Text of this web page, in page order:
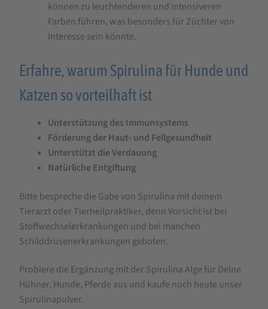
können zu leuchtenderen und intensiveren
Farben führen, was besonders für Züchter von
Interesse sein könnte.
Erfahre, warum Spirulina für Hunde und
Katzen so vorteilhaft ist
Unterstützung des Immunsystems
Förderung der Haut- und Fellgesundheit
Unterstützt die Verdauung
Natürliche Entgiftung
Bitte bespreche die Gabe von Spirulina mit deinem
Tierarzt oder Tierheilpraktiker, denn Vorsicht ist bei
Stoffwechselerkrankungen und bei manchen
Schilddrüsenerkrankungen geboten.
Probiere die Ergänzung mit der Spirulina Alge für Deine
Hühner, Hunde, Pferde aus und kaufe noch heute unser
Spirulinapulver.